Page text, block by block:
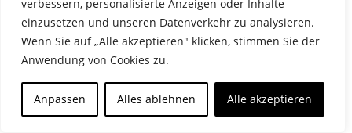
verbessern, personalisierte Anzeigen oder Inhalte
einzusetzen und unseren Datenverkehr zu analysieren.
Wenn Sie auf „Alle akzeptieren" klicken, stimmen Sie der
Anwendung von Cookies zu.
Anpassen Alles ablehnen Alle akzeptieren
Mehr Erfahren